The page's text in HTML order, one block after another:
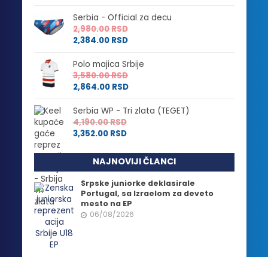
Serbia - Official za decu
2,980.00RSD
2,384.00 RSD
Polo majica Srbije
3,580.00RSD
2,864.00 RSD
Serbia WP - Tri zlata (TEGET)
4,190.00RSD
3,352.00 RSD
NAJNOVIJI ČLANCI
Srpske juniorke deklasirale
Portugal, sa Izraelom za deveto
mesto na EP
06/08/2026